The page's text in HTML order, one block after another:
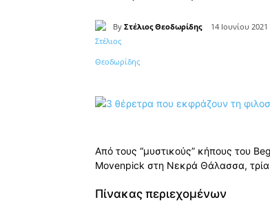
By Στέλιος Θεοδωρίδης 14 Ιουνίου 2021
Κοινοποίηση
Από τους “μυστικούς” κήπους του
Movenpick στη Νεκρά Θάλασσα, τρία
Πίνακας περιεχομένων